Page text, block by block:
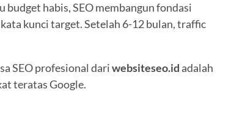
habis, SEO membangun fondasi
kunci target. Setelah 6-12 bulan, traffic
SEO profesional dariwebsiteseo.id adalah
teratas Google.